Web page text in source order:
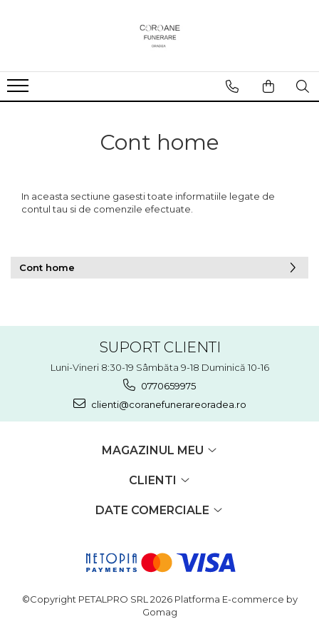
Cont home
In aceasta sectiune gasesti toate informatiile legate de
contul tau si de comenzile efectuate.
Cont home
SUPORT CLIENTI
Luni-Vineri 8:30-19 Sâmbăta 9-18 Duminică 10-16
0770659975
clienti@coranefunerareoradea.ro
MAGAZINUL MEU
CLIENTI
DATE COMERCIALE
©Copyright PETALPRO SRL 2026 Platforma E-commerce by
Gomag